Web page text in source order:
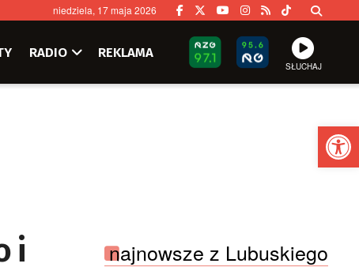
niedziela, 17 maja 2026
RADIO REKLAMA
SŁUCHAJ
i
najnowsze z Lubuskiego